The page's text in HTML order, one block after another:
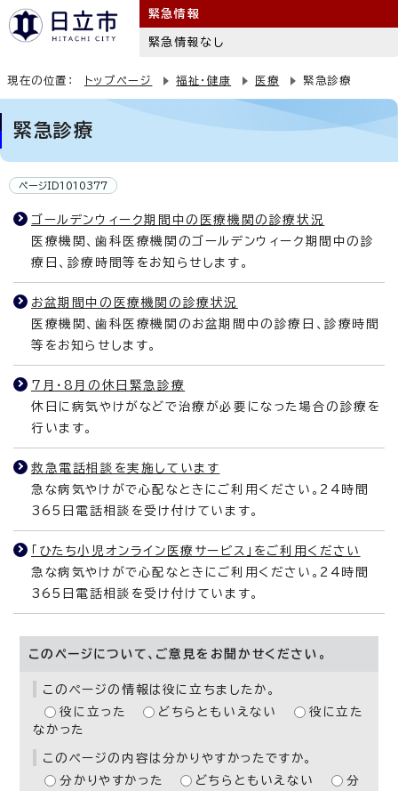
緊急情報
緊急情報なし
現在の位置： トップページ 福祉・健康 医療 緊急診療
緊急診療
ページID1010377
ゴールデンウィーク期間中の医療機関の診療状況
医療機関、歯科医療機関のゴールデンウィーク期間中の診
療日、診療時間等をお知らせします。
お盆期間中の医療機関の診療状況
医療機関、歯科医療機関のお盆期間中の診療日、診療時間
等をお知らせします。
7月・8月の休日緊急診療
休日に病気やけがなどで治療が必要になった場合の診療を
行います。
救急電話相談を実施しています
急な病気やけがで心配なときにご利用ください。24時間
365日電話相談を受け付けています。
「ひたち小児オンライン医療サービス」をご利用ください
急な病気やけがで心配なときにご利用ください。24時間
365日電話相談を受け付けています。
このページについて、ご意見をお聞かせください。
このページの情報は役に立ちましたか。
役に立った
どちらともいえない
役に立た
なかった
このページの内容は分かりやすかったですか。
分かりやすかった
どちらともいえない
分